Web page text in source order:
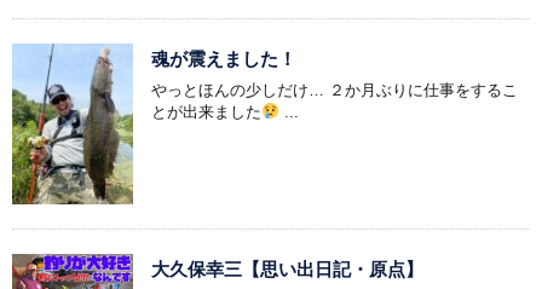
魂が震えました！
やっとほんの少しだけ… ２か月ぶりに仕事をするこ
とが出来ました
大久保幸三【思い出日記・原点】